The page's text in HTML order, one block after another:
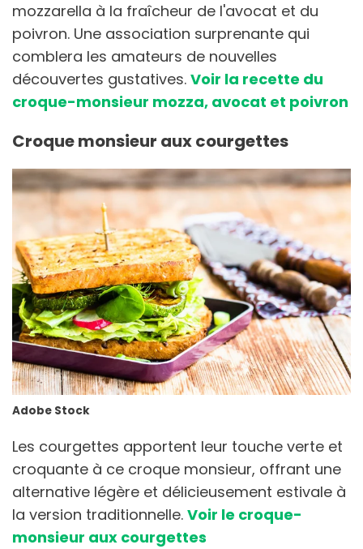
mozzarella à la fraîcheur de l'avocat et du
poivron. Une association surprenante qui
comblera les amateurs de nouvelles
découvertes gustatives. Voir la recette du
croque-monsieur mozza, avocat et poivron
Croque monsieur aux courgettes
Adobe Stock
Les courgettes apportent leur touche verte et
croquante à ce croque monsieur, offrant une
alternative légère et délicieusement estivale à
la version traditionnelle. Voir le croque-
monsieur aux courgettes